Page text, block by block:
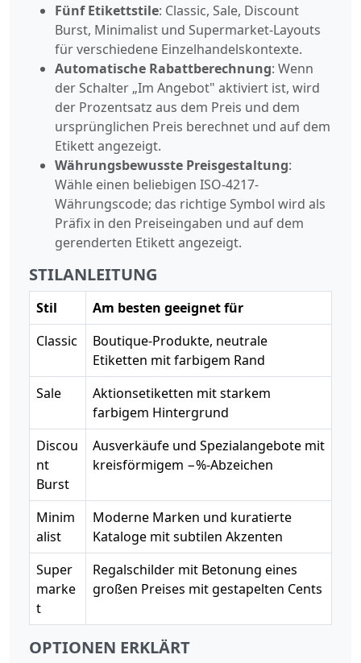
Fünf Etikettstile: Classic, Sale, Discount
Burst, Minimalist und Supermarket-Layouts
für verschiedene Einzelhandelskontexte.
Automatische Rabattberechnung: Wenn
der Schalter „Im Angebot" aktiviert ist, wird
der Prozentsatz aus dem Preis und dem
ursprünglichen Preis berechnet und auf dem
Etikett angezeigt.
Währungsbewusste Preisgestaltung:
Wähle einen beliebigen ISO-4217-
Währungscode; das richtige Symbol wird als
Präfix in den Preiseingaben und auf dem
gerenderten Etikett angezeigt.
STILANLEITUNG
Stil
Am besten geeignet für
Classic
Boutique-Produkte, neutrale
Etiketten mit farbigem Rand
Sale
Aktionsetiketten mit starkem
farbigem Hintergrund
Discou
nt
Burst
Ausverkäufe und Spezialangebote mit
kreisförmigem −%-Abzeichen
Minim
alist
Moderne Marken und kuratierte
Kataloge mit subtilen Akzenten
Super
marke
t
Regalschilder mit Betonung eines
großen Preises mit gestapelten Cents
OPTIONEN ERKLÄRT